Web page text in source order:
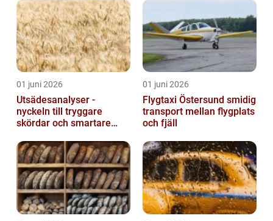
01 juni 2026
Utsädesanalyser -
nyckeln till tryggare
skördar och smartare
01 juni 2026
Flygtaxi Östersund smidig
transport mellan flygplats
och fjäll